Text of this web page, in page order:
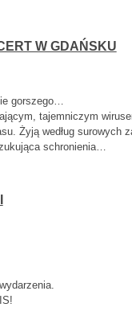
W GDAŃSKU
gorszego…
tajemniczym
Żyją według surowych
schronienia…